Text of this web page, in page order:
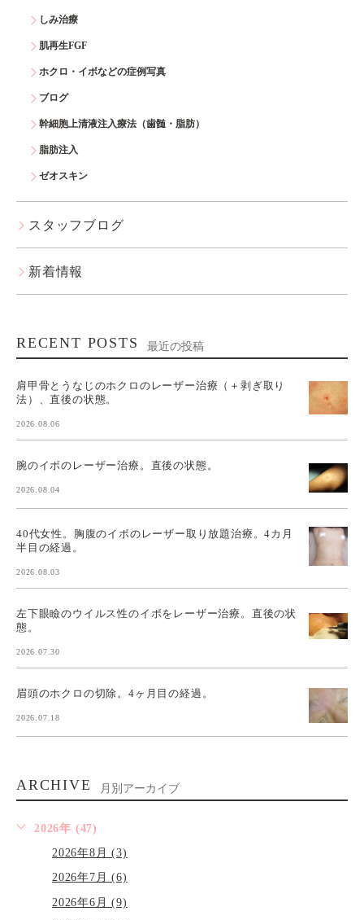
しみ治療
肌再生FGF
ホクロ・イボなどの症例写真
ブログ
幹細胞上清液注入療法（歯髄・脂肪）
脂肪注入
ゼオスキン
スタッフブログ
新着情報
RECENT POSTS 最近の投稿
肩甲骨とうなじのホクロのレーザー治療（＋剥ぎ取り
法）、直後の状態。
2026.08.06
腕のイボのレーザー治療。直後の状態。
2026.08.04
40代女性。胸腹のイボのレーザー取り放題治療。4カ月
半目の経過。
2026.08.03
左下眼瞼のウイルス性のイボをレーザー治療。直後の状
態。
2026.07.30
眉頭のホクロの切除。4ヶ月目の経過。
2026.07.18
ARCHIVE 月別アーカイブ
2026年 (47)
2026年8月 (3)
2026年7月 (6)
2026年6月 (9)